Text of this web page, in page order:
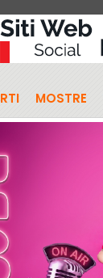
MOSTRE